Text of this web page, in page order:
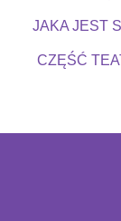
JAKA JEST
CZĘŚĆ